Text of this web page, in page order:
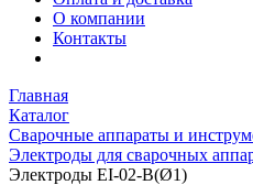
О компании
Контакты
Главная
Каталог
Сварочные аппараты и
Электроды для сварочных
Электроды EI-02-B(Ø1)